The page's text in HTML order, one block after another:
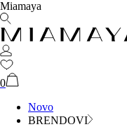
Miamaya
0
Novo
BRENDOVI